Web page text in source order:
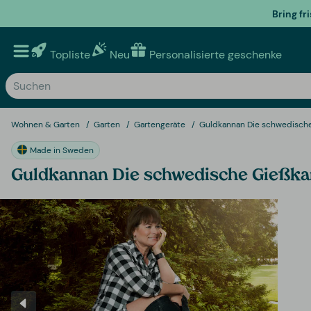
Bring
Topliste Neu Personalisierte geschenke
Wohnen & Garten Garten Gartengeräte Guldkannan Die
Made in Sweden
Guldkannan Die schwedische